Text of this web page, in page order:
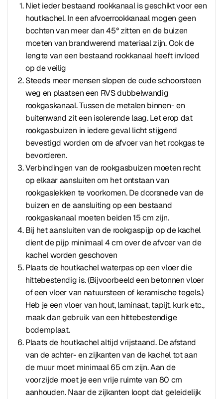
Niet ieder bestaand rookkanaal is geschikt voor een
houtkachel. In een afvoerrookkanaal mogen geen
bochten van meer dan 45° zitten en de buizen
moeten van brandwerend materiaal zijn. Ook de
lengte van een bestaand rookkanaal heeft invloed
op de veilig
Steeds meer mensen slopen de oude schoorsteen
weg en plaatsen een RVS dubbelwandig
rookgaskanaal. Tussen de metalen binnen- en
buitenwand zit een isolerende laag. Let erop dat
rookgasbuizen in iedere geval licht stijgend
bevestigd worden om de afvoer van het rookgas te
bevorderen.
Verbindingen van de rookgasbuizen moeten recht
op elkaar aansluiten om het ontstaan van
rookgaslekken te voorkomen. De doorsnede van de
buizen en de aansluiting op een bestaand
rookgaskanaal moeten beiden 15 cm zijn.
Bij het aansluiten van de rookgaspijp op de kachel
dient de pijp minimaal 4 cm over de afvoer van de
kachel worden geschoven
Plaats de houtkachel waterpas op een vloer die
hittebestendig is. (Bijvoorbeeld een betonnen vloer
of een vloer van natuursteen of keramische tegels.)
Heb je een vloer van hout, laminaat, tapijt, kurk etc.,
maak dan gebruik van een hittebestendige
bodemplaat.
Plaats de houtkachel altijd vrijstaand. De afstand
van de achter- en zijkanten van de kachel tot aan
de muur moet minimaal 65 cm zijn. Aan de
voorzijde moet je een vrije ruimte van 80 cm
aanhouden. Naar de zijkanten loopt dat geleidelijk